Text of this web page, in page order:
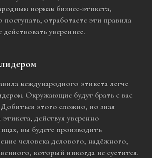
нормам бизнес-этикета,
поступать, отработаете эти правила
действовать увереннее.
международного этикета легче
Окружающие будут брать с вас
этого сложно, но зная
этикета, действуя уверенно
вы будете производить
человека делового, надёжного,
который никогда не суетится.